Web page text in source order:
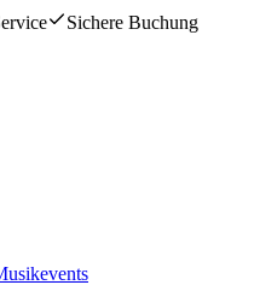
Sichere Buchung